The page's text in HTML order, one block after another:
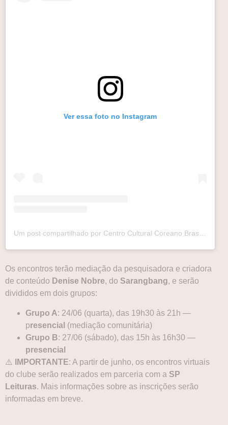
Ver essa foto no Instagram
Um post compartilhado por Centro Cultural Coreano Brasil (@kccbrazil)
Os encontros terão mediação da pesquisadora e criadora
de conteúdo Denise Nobre, do Sarangbang, e serão
divididos em dois grupos:
Grupo A: 24/06 (quarta), das 19h30 às 21h —
presencial (mediação comunitária)
Grupo B: 27/06 (sábado), das 15h às 16h30 —
presencial
⚠️
IMPORTANTE: A partir de junho, os encontros virtuais
do clube serão realizados em parceria com a SP
Leituras. Mais informações sobre as inscrições serão
informadas em breve.